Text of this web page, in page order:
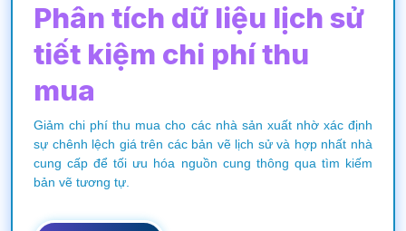
Phân tích dữ liệu lịch sử
tiết kiệm chi phí thu
mua
Giảm chi phí thu mua cho các nhà sản xuất nhờ xác định
sự chênh lệch giá trên các bản vẽ lịch sử và hợp nhất nhà
cung cấp để tối ưu hóa nguồn cung thông qua tìm kiếm
bản vẽ tương tự.